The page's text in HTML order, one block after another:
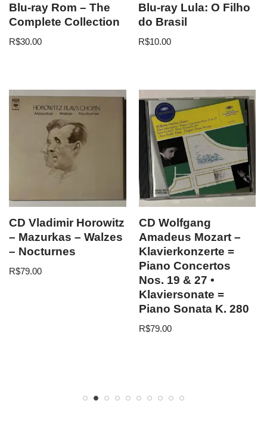
Blu-ray Rom – The
Complete Collection
R$30.00
Blu-ray Lula: O Filho
do Brasil
R$10.00
CD Vladimir Horowitz
– Mazurkas – Walzes
– Nocturnes
R$79.00
CD Wolfgang
Amadeus Mozart –
Klavierkonzerte =
Piano Concertos
Nos. 19 & 27 •
Klaviersonate =
Piano Sonata K. 280
R$79.00